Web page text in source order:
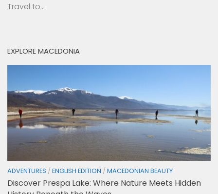
Travel to…
EXPLORE MACEDONIA
ADVENTURES / ENGLISH EDITION / MACEDONIAN BEAUTY
Discover Prespa Lake: Where Nature Meets Hidden